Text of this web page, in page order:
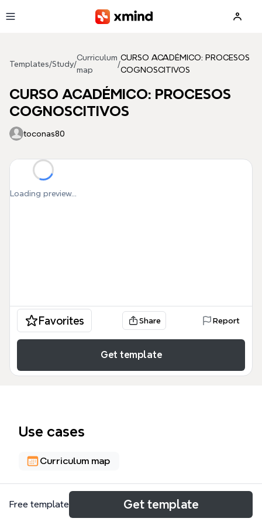
Templates/Study/
Curriculum
map
/
CURSO ACADÉMICO: PROCESOS
COGNOSCITIVOS
CURSO ACADÉMICO: PROCESOS
COGNOSCITIVOS
toconas80
Loading preview...
Favorites Share Report
Get template
Use cases
Curriculum map
About
Free template Get template